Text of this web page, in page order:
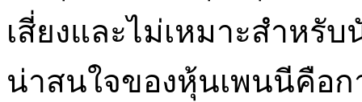
เสี่ยงและไม่เหมาะสำหรั
น่าสนใจของหุ้นเพนนีคือก